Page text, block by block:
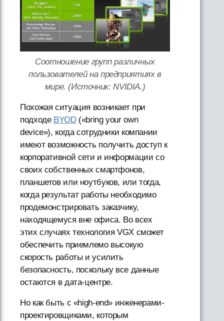
Соотношение групп различных
пользователей на предприятиях в
мире. (Источник: NVIDIA.)
Похожая ситуация возникает при
подходе BYOD(«bring your own
device»), когда сотрудники компании
имеют возможность получить доступ к
корпоративной сети и информации со
своих собственных смартфонов,
планшетов или ноутбуков, или тогда,
когда результат работы необходимо
продемонстрировать заказчику,
находящемуся вне офиса. Во всех
этих случаях технология VGX сможет
обеспечить приемлемо высокую
скорость работы и усилить
безопасность, поскольку все данные
остаются в дата-центре.
Но как быть с «high-end» инженерами-
проектировщиками, которым